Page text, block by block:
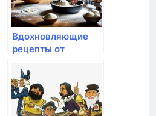
Вдохновляющие
рецепты от
искусство
кулинарии